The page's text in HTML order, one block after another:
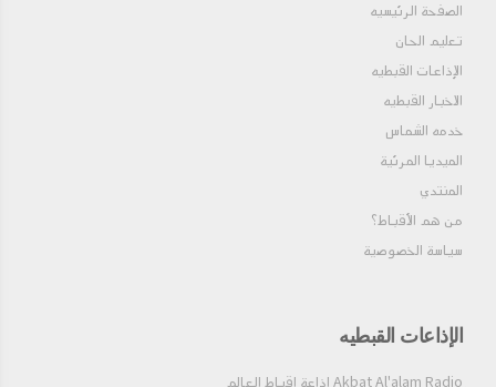
الصفحة الرئيسيه
تعليم الحان
الإذاعات القبطيه
الاخبار القبطيه
خدمه الشماس
الميديا المرئية
المنتدي
من هم الأقباط؟‎
سياسة الخصوصية
الإذاعات القبطيه